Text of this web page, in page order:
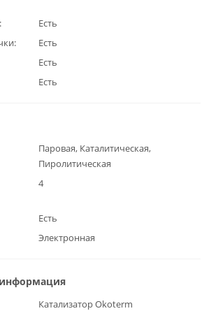
Есть
Есть
Есть
Есть
Паровая, Каталитическая,
Пиролитическая
4
Есть
Электронная
Катализатор Okoterm